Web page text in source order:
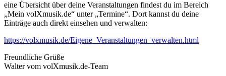
eine Übersicht über deine Veranstaltungen findest du im Bereich
„Mein volXmusik.de“ unter „Termine“. Dort kannst du deine
Einträge auch direkt einsehen und verwalten:
https://volxmusik.de/Eigene_Veranstaltungen_verwalten.html
Freundliche Grüße
Walter vom volXmusik.de-Team